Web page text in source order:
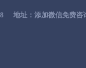
地址：添加微信免费